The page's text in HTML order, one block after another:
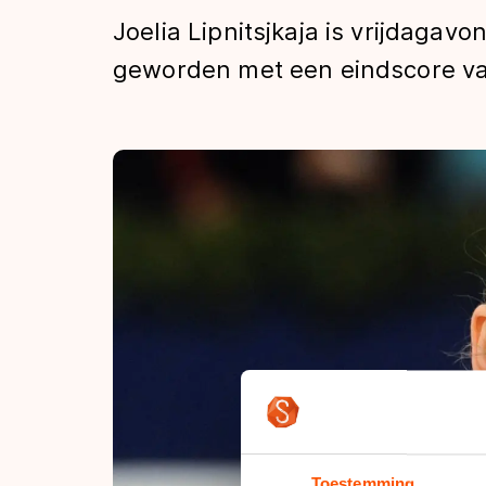
Tijden & historie
Schaatsfans
Olympische
Joelia Lipnitsjkaja is
geworden met een eindscore